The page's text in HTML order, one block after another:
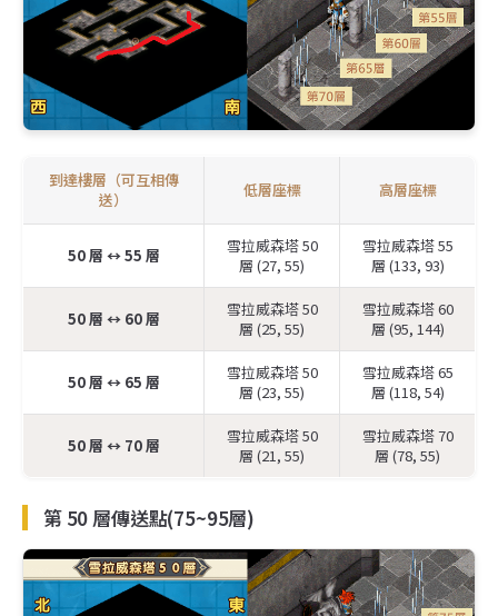
到達樓層（可互相傳
送）
低層座標 高層座標
50 層 ↔️ 55 層
雪拉威森塔 50
層 (27, 55)
雪拉威森塔 55
層 (133, 93)
50 層 ↔️ 60 層
雪拉威森塔 50
層 (25, 55)
雪拉威森塔 60
層 (95, 144)
50 層 ↔️ 65 層
雪拉威森塔 50
層 (23, 55)
雪拉威森塔 65
層 (118, 54)
50 層 ↔️ 70 層
雪拉威森塔 50
層 (21, 55)
雪拉威森塔 70
層 (78, 55)
第 50 層傳送點(75~95層)